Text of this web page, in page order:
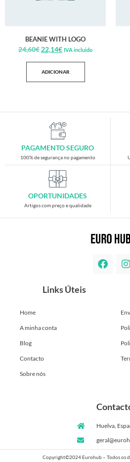
BEANIE WITH LOGO
24,60€ 22,14€ IVA incluido
ADICIONAR
PAGAMENTO SEGURO
100% de segurança no pagamento
OPORTUNIDADES
Artigos com preço e qualidade
Links Úteis
Home
A minha conta
Blog
Contacto
Sobre nós
Huelva,
Copyright©2024 Eurohub – Todos os